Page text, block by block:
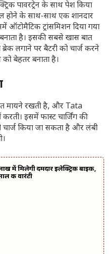
पावरट्रेन के साथ पेश किया
होने के साथ-साथ एक शानदार
ऑटोमैटिक ट्रांसमिशन दिया गया
है। इसकी सबसे खास बात
लगाने पर बैटरी को चार्ज करने
बेहतर बनाता है।
मायने रखती है, और Tata
इसमें फास्ट चार्जिंग की
चार्ज किया जा सकता है और लंबी
में मिलेगी दमदार इलेक्ट्रिक बाइक,
की वारंटी